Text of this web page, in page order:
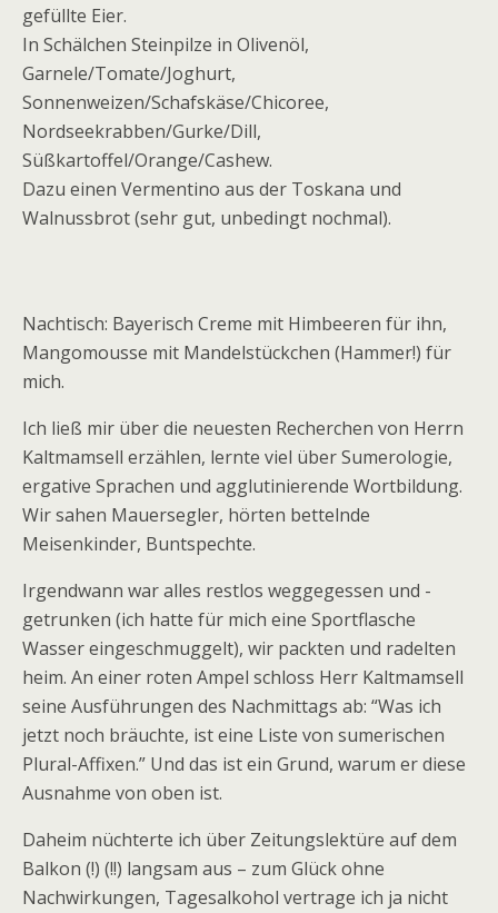
gefüllte Eier.
In Schälchen Steinpilze in Olivenöl,
Garnele/Tomate/Joghurt,
Sonnenweizen/Schafskäse/Chicoree,
Nordseekrabben/Gurke/Dill,
Süßkartoffel/Orange/Cashew.
Dazu einen Vermentino aus der Toskana und
Walnussbrot (sehr gut, unbedingt nochmal).
Nachtisch: Bayerisch Creme mit Himbeeren für ihn,
Mangomousse mit Mandelstückchen (Hammer!) für
mich.
Ich ließ mir über die neuesten Recherchen von Herrn
Kaltmamsell erzählen, lernte viel über Sumerologie,
ergative Sprachen und agglutinierende Wortbildung.
Wir sahen Mauersegler, hörten bettelnde
Meisenkinder, Buntspechte.
Irgendwann war alles restlos weggegessen und -
getrunken (ich hatte für mich eine Sportflasche
Wasser eingeschmuggelt), wir packten und radelten
heim. An einer roten Ampel schloss Herr Kaltmamsell
seine Ausführungen des Nachmittags ab: “Was ich
jetzt noch bräuchte, ist eine Liste von sumerischen
Plural-Affixen.” Und das ist ein Grund, warum er diese
Ausnahme von oben ist.
Daheim nüchterte ich über Zeitungslektüre auf dem
Balkon (!) (!!) langsam aus – zum Glück ohne
Nachwirkungen, Tagesalkohol vertrage ich ja nicht